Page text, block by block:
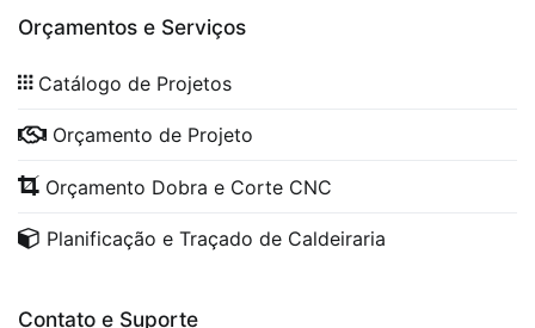
Orçamentos e Serviços
Catálogo de Projetos
Orçamento de Projeto
Orçamento Dobra e Corte CNC
Planificação e Traçado de Caldeiraria
Contato e Suporte